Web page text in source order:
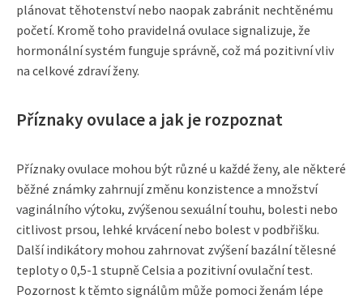
plánovat těhotenství nebo naopak zabránit nechtěnému
početí. Kromě toho pravidelná ovulace signalizuje, že
hormonální systém funguje správně, což má pozitivní vliv
na celkové zdraví ženy.
Příznaky ovulace a jak je rozpoznat
Příznaky ovulace mohou být různé u každé ženy, ale některé
běžné známky zahrnují změnu konzistence a množství
vaginálního výtoku, zvýšenou sexuální touhu, bolesti nebo
citlivost prsou, lehké krvácení nebo bolest v podbřišku.
Další indikátory mohou zahrnovat zvýšení bazální tělesné
teploty o 0,5-1 stupně Celsia a pozitivní ovulační test.
Pozornost k těmto signálům může pomoci ženám lépe